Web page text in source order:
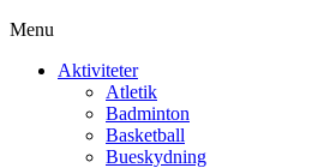
Menu
Aktiviteter
Atletik
Badminton
Basketball
Bueskydning